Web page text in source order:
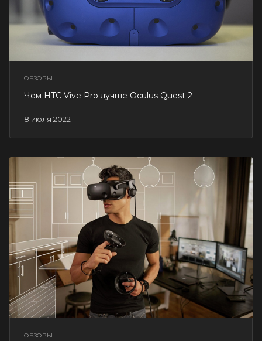
ОБЗОРЫ
8 июля 2022
Чем HTC Vive Pro лучше Oculus Quest 2
ОБЗОРЫ